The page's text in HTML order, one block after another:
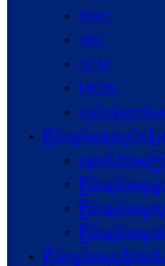
NSPC
JMC
JICM
UPDJC
လုပ်ငန်းကော်မ
ငြိမ်းချမ်းရေးလုပ်ငန်း
နောက်ခံအကြေ
ငြိမ်းချမ်းရေးမူ
ငြိမ်းချမ်းရေ
ငြိမ်းချမ်းရေ
ငြိမ်းချမ်းရေးညီလာခံမ